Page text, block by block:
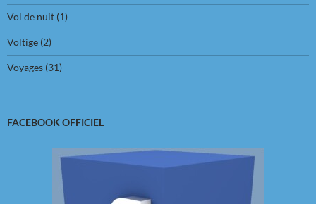
Vol de nuit (1)
Voltige (2)
Voyages (31)
FACEBOOK OFFICIEL